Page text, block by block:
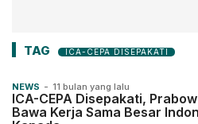
TAG ICA-CEPA DISEPAKATI
NEWS - 11 bulan yang lalu
ICA-CEPA Disepakati,
Bawa Kerja Sama Besar